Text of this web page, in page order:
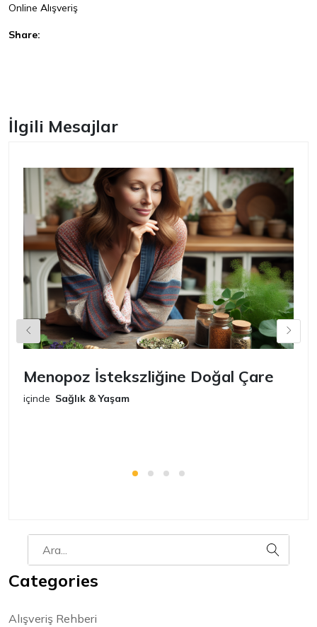
Online Alışveriş
Share:
İlgili Mesajlar
Menopoz İstekszliğine Doğal Çare
içinde Sağlık & Yaşam
Categories
Alışveriş Rehberi